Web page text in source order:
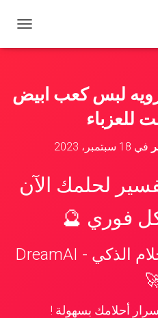
ب
ا
لبس كعب ابيض
للعزباء
في 18 سبتمبر، 2023
لحلمك الآن
فوري 🔮
📱 تطبيق تفسير الأحلام الذكي - DreamAI
أحلامك بسهولة !